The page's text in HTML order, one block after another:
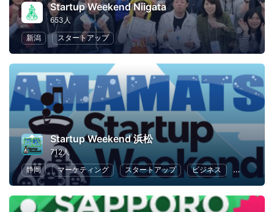
Startup Weekend Niigata
653人
新潟
スタートアップ
Startup Weekend 浜松
712人
静岡
マーケティング スタートアップ ビジネス ハッカソン